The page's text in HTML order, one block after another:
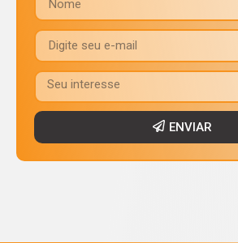
ENVIAR